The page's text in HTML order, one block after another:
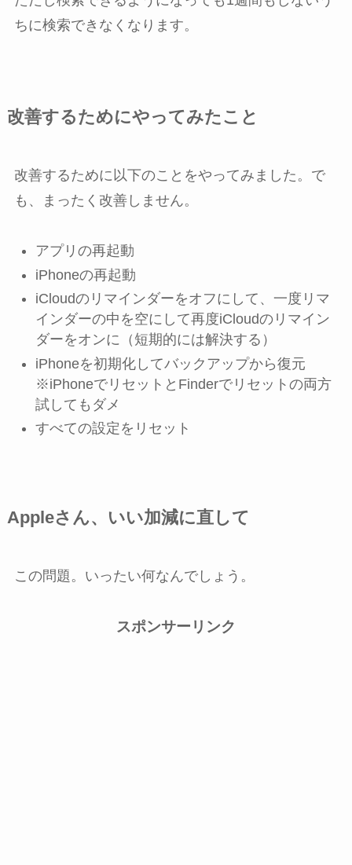
ちに検索できなくなります。
改善するためにやってみたこと
改善するために以下のことをやってみました。で
も、まったく改善しません。
アプリの再起動
iPhoneの再起動
iCloudのリマインダーをオフにして、一度リマ
インダーの中を空にして再度iCloudのリマイン
ダーをオンに（短期的には解決する）
iPhoneを初期化してバックアップから復元
※iPhoneでリセットとFinderでリセットの両方
試してもダメ
すべての設定をリセット
Appleさん、いい加減に直して
この問題。いったい何なんでしょう。
スポンサーリンク